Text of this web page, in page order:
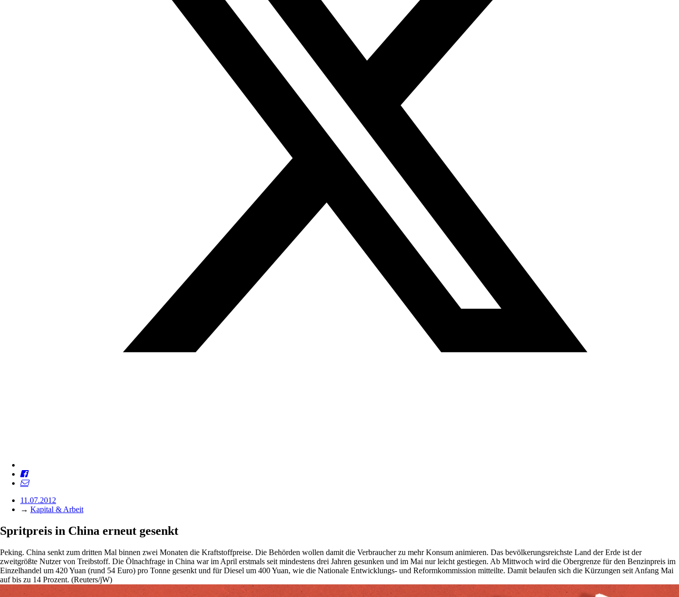
11.07.2012
→ Kapital & Arbeit
Spritpreis in China erneut gesenkt
Peking. China senkt zum dritten Mal binnen zwei Monaten die Kraftstoffpreise. Die Behörden wollen damit die Verbraucher zu mehr Konsum animieren. Das bevölkerungsreichste Land der Erde ist der
zweitgrößte Nutzer von Treibstoff. Die Ölnachfrage in China war im April erstmals seit mindestens drei Jahren gesunken und im Mai nur leicht gestiegen. Ab Mittwoch wird die Obergrenze für den Benzinpreis im
Einzelhandel um 420 Yuan (rund 54 Euro) pro Tonne gesenkt und für Diesel um 400 Yuan, wie die Nationale Entwicklungs- und Reformkommission mitteilte. Damit belaufen sich die Kürzungen seit Anfang Mai
auf bis zu 14 Prozent. (Reuters/jW)